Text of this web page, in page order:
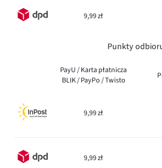
9,99 zł
Punkty
PayU / Karta płatnicza
BLIK / PayPo / Twisto
9,99 zł
9,99 zł